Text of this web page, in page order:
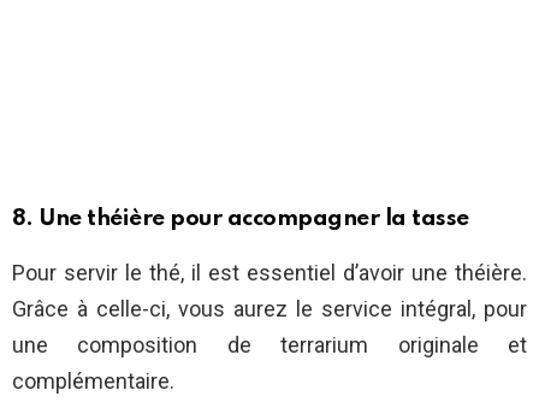
8. Une théière pour accompagner la tasse
Pour servir le thé, il est essentiel d’avoir une théière.
Grâce à celle-ci, vous aurez le service intégral, pour
une composition de terrarium originale et
complémentaire.